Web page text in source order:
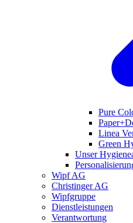
Pure
Linea
Green
Unser
Wipf AG
Christinger AG
Wipfgruppe
Dienstleistungen
Verantwortung